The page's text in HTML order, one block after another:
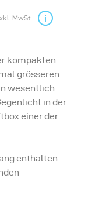
MwSt.
kompakten
grösseren
wesentlich
in der
einer der
enthalten.